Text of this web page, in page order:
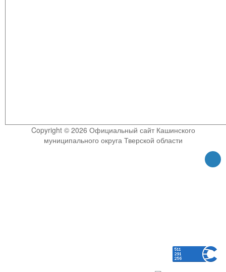
Copyright © 2026 Официальный сайт Кашинского
муниципального округа Тверской области